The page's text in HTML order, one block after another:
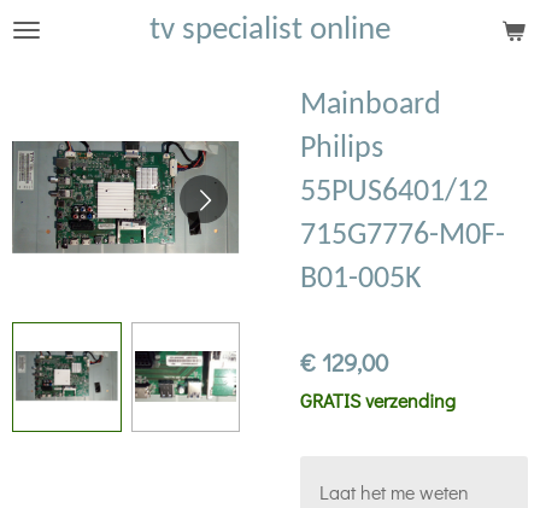
Ga
hoofdinhoud
tv specialist online
Mainboard
Philips
55PUS6401/12
715G7776-M0F-
B01-005K
€ 129,00
GRATIS verzending
Laat het me weten